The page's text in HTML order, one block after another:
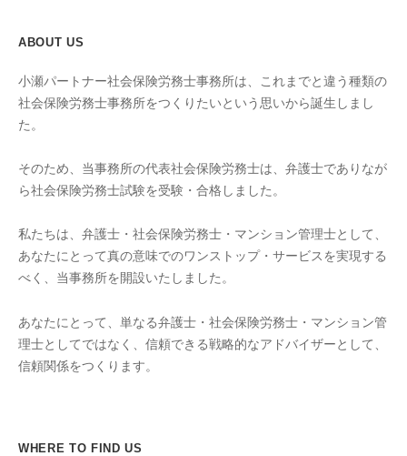
ABOUT US
小瀬パートナー社会保険労務士事務所は、これまでと違う種類の
社会保険労務士事務所をつくりたいという思いから誕生しまし
た。
そのため、当事務所の代表社会保険労務士は、弁護士でありなが
ら社会保険労務士試験を受験・合格しました。
私たちは、弁護士・社会保険労務士・マンション管理士として、
あなたにとって真の意味でのワンストップ・サービスを実現する
べく、当事務所を開設いたしました。
あなたにとって、単なる弁護士・社会保険労務士・マンション管
理士としてではなく、信頼できる戦略的なアドバイザーとして、
信頼関係をつくります。
WHERE TO FIND US